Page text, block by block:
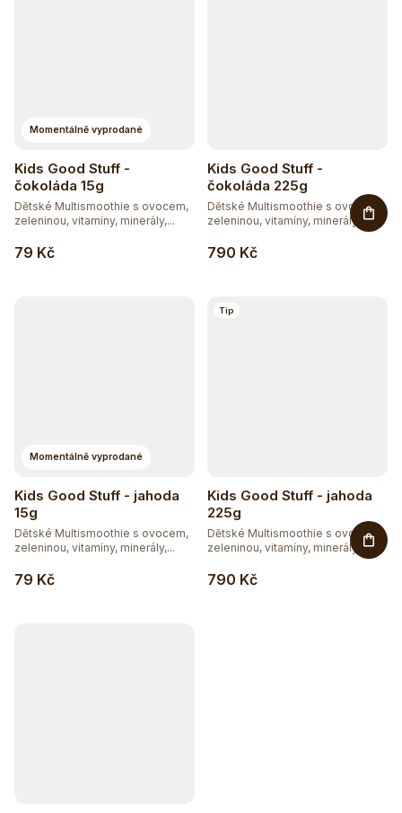
Momentálně vyprodané
Kids Good Stuff -
čokoláda 15g
79 Kč
Dětské Multismoothie s ovocem,
zeleninou, vitamíny, minerály,...
Kids Good Stuff -
čokoláda 225g
790 Kč
Dětské Multismoothie s ovocem,
zeleninou, vitamíny, minerály,...
Momentálně vyprodané
Kids Good Stuff - jahoda
15g
79 Kč
Dětské Multismoothie s ovocem,
zeleninou, vitamíny, minerály,...
Tip
Kids Good Stuff - jahoda
225g
790 Kč
Dětské Multismoothie s ovocem,
zeleninou, vitamíny, minerály,...